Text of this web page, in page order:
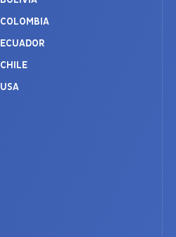
COLOMBIA
ECUADOR
CHILE
USA